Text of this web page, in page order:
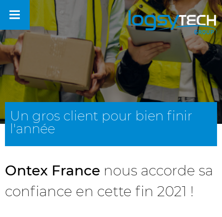
Un gros client pour bien finir
l'année
Ontex France nous accorde sa
confiance en cette fin 2021 !